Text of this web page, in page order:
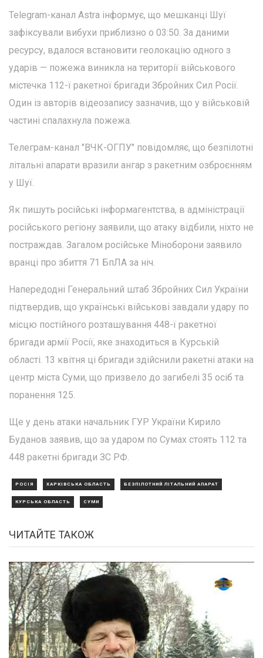
Telegram-канал Astra інформує, що мешканці Шуї
зафіксували вибухи приблизно о 03:50. За даними
ресурсу, вдалося встановити геолокацію одного з
ударів — пожежа виникла на території військового
містечка 112-ї ракетної бригади Збройних Сил Росії.
Один із авторів відеозапису зазначив, що у військовій
частині спалахнула пожежа.
Телеграм-канал "ВЧК-ОГПУ" повідомляє, що безпілотні
літальні апарати вразили ангар з ракетним озброєнням
у Шуї.
Як пишуть російські інформагентства, в адміністрації
російського регіону заявили, що атаку відбили, ніхто не
постраждав. Загалом російське Міноборони заявило
вранці про збиття 71 БпЛА за ніч.
Напередодні Генеральний штаб Збройних Сил України
підтвердив, що українські військові завдали удару по
місцю постійного розташування 448-ї ракетної
бригади армії Росії, яке знаходиться в Курській
області. 13 квітня ці бригади здійснили ракетні атаки на
центр міста Суми, що призвело до загибелі 35 осіб та
поранення 125.
Ще у день атаки начальник ГУР України Кирило
Буданов заявив, що за ударом по Сумах стоять 112 та
448 ракетні бригади ЗС РФ.
РОСІЯ ХАРКІВСЬКА ОБЛАСТЬ БЕЗПІЛОТНИЙ ЛІТАЛЬНИЙ АПАРАТ
КУРСЬКА ОБЛАСТЬ СУМИ
ЧИТАЙТЕ ТАКОЖ